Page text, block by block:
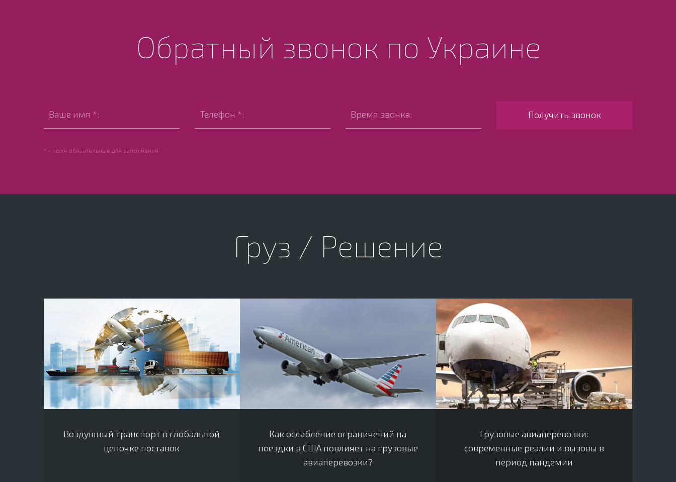
Обратный звонок по Украине
* - поля обязательные для заполнения
Груз / Решение
Воздушный транспорт в глобальной
цепочке поставок
Как ослабление ограничений на
поездки в США повлияет на грузовые
авиаперевозки?
Грузовые авиаперевозки:
современные реалии и вызовы в
период пандемии